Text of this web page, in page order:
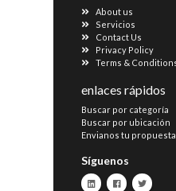
About us
Servicios
Contact Us
Privacy Policy
Terms &
enlaces rápidos
Buscar por categoría
Buscar por ubicación
Envianos tu propuesta
Síguenos